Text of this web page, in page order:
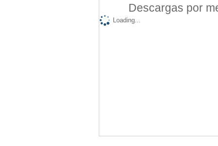
Descargas por
Loading...